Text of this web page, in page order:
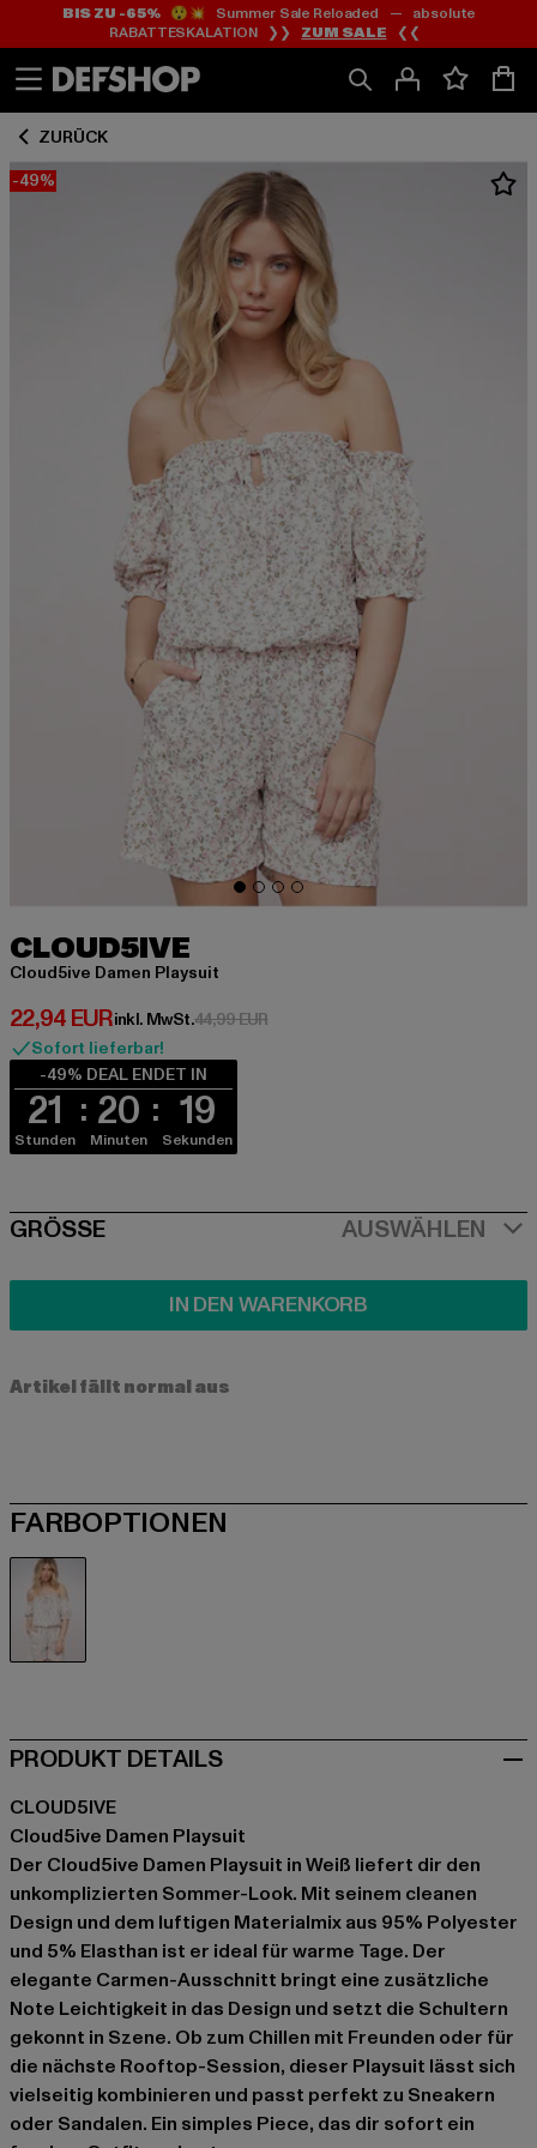
Zum
Inhalt
springen
Zum
Fußzeile
springen
BIS ZU -65%😲💥 Summer Sale Reloaded — absolute
RABATTESKALATION ❯❯ ZUM SALE ❮❮
ZURÜCK
-49%
CLOUD5IVE
Cloud5ive Damen Playsuit
22,94 EUR
Derzeitiger Preis: 22,94 EUR
inkl. MwSt.44,99 EURAktionspreis: 44,99 EUR
Sofort lieferbar!
-49% DEAL ENDET IN
21
Stunden
20
Minuten
18
Sekunden
SIZE
GRÖSSE AUSWÄHLEN
IN DEN WARENKORB
Artikel fällt normal aus
FARBOPTIONEN
PRODUKT DETAILS
CLOUD5IVE
Cloud5ive Damen Playsuit
Der Cloud5ive Damen Playsuit in Weiß liefert dir den
unkomplizierten Sommer-Look. Mit seinem cleanen
Design und dem luftigen Materialmix aus 95% Polyester
und 5% Elasthan ist er ideal für warme Tage. Der
elegante Carmen-Ausschnitt bringt eine zusätzliche
Note Leichtigkeit in das Design und setzt die Schultern
gekonnt in Szene. Ob zum Chillen mit Freunden oder für
die nächste Rooftop-Session, dieser Playsuit lässt sich
vielseitig kombinieren und passt perfekt zu Sneakern
oder Sandalen. Ein simples Piece, das dir sofort ein